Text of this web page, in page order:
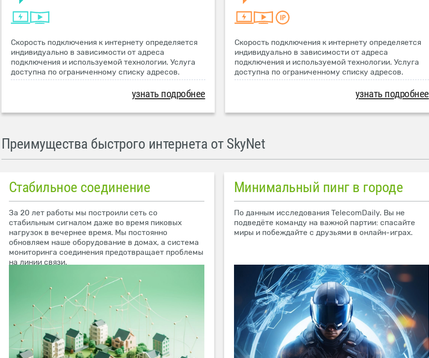
Скорость подключения к интернету определяется
индивидуально в зависимости от адреса
подключения и используемой технологии. Услуга
доступна по ограниченному списку адресов.
узнать подробнее
Скорость подключения к интернету определяется
индивидуально в зависимости от адреса
подключения и используемой технологии. Услуга
доступна по ограниченному списку адресов.
узнать подробнее
Преимущества быстрого интернета от SkyNet
Стабильное соединение
За 20 лет работы мы построили сеть со
стабильным сигналом даже во время пиковых
нагрузок в вечернее время. Мы постоянно
обновляем наше оборудование в домах, а система
мониторинга соединения предотвращает проблемы
на линии связи.
Минимальный пинг в городе
По данным исследования TelecomDaily. Вы не
подведёте команду на важной партии: спасайте
миры и побеждайте с друзьями в онлайн-играх.